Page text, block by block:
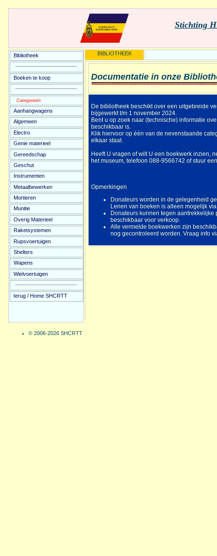
Stichting
Bibliotheek
Boeken te koop
Categorieën
Aanhangwagens
Algemeen
Electro
Genie materieel
Gereedschap
Geschut
Instrumenten
Metaalbewerken
Mortieren
Munitie
Overig Materieel
Raketsystemen
Rupsvoertuigen
Shelters
Wapens
Wielvoertuigen
terug / Home SHCRTT
BIBLIOTHEEK
Documentatie in onze
De bibliotheek beschikt over een uitgebreide
bijgewerkt t/m 1 november 2024.
Bent u op zoek naar (technische) informatie
beschikbaar is.
Klik hiervoor op één van de nevenstaande
elkaar staat.
Heeft U vragen of wilt U een boekwerk inzien,
het museum, telefoon 088-9566742 of stuur
Opmerkingen
Donateurs worden in de gelegenheid
Lenen van boeken is alleen mogelijk
Donateurs kunnen tegen
beschikbaar voor verkoop.
Alle vermelde boekwerken zijn
nog gecontroleerd worden. Vraag info
© 2006-2026 SHCRTT